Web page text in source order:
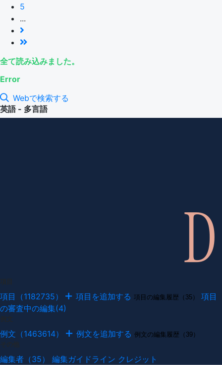
5
...
全て読み込みました。
Error
Webで検索する
英語 - 多言語
項目（1182735） 項目を追加する 項目の編集履歴（35）
項目
の審査中の編集(4)
例文（1463614） 例文を追加する 例文の編集履歴（39）
編集者（35） 編集ガイドライン クレジット